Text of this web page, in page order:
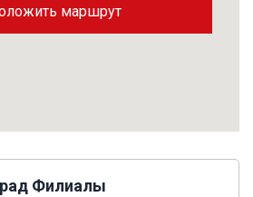
маршрут
Филиалы